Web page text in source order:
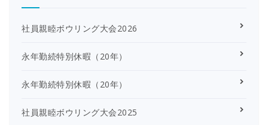
社員親睦ボウリング大会2026
永年勤続特別休暇（20年）
永年勤続特別休暇（20年）
社員親睦ボウリング大会2025